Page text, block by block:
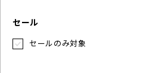
セール
セールのみ対象